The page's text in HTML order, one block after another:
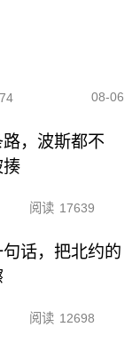
08-06
，波斯都不
揍
阅读 17639
话，把北约的
阅读 12698